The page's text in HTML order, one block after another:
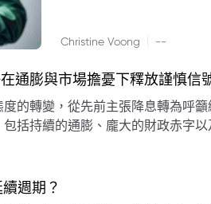
Christine Voong --
通膨與市場擔憂下釋放謹慎信
的轉變，從先前主張降息轉為呼
括持續的通膨、龐大的財政赤字以
產負債表的空間。專家預計將進入
週期？